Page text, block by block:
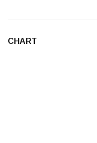
CHART